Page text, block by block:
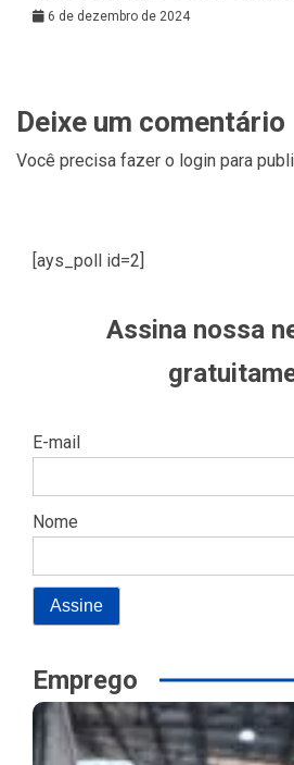
6 de dezembro de 2024
Deixe um comentário
Você precisa fazer o login para
[ays_poll id=2]
Assina nossa
E-mail
Nome
Emprego